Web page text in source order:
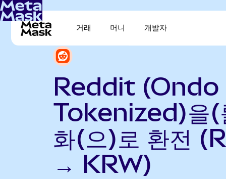
거래 머니 개발자
Reddit (Ondo
Tokenized)을(
화(으)로 환전
→ KRW)